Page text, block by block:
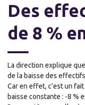
Des
de 8 %
La direction explique
de la baisse des
Car en effet, c’est un
baisse constante : -8 %